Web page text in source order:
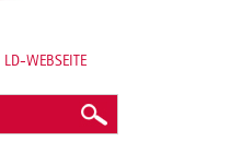
LD-WEBSEITE